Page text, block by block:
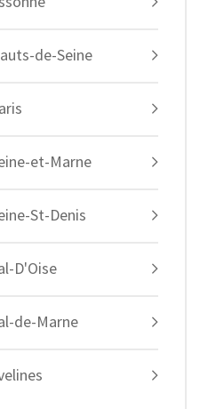
de-Seine
et-Marne
St-Denis
D'Oise
de-Marne